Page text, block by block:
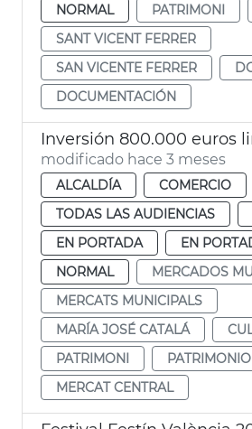
NORMAL
PATRIMONI
SANT VICENT FERRER
SAN VICENTE FERRER
DOCUMENTACIÓN
modificado hace 3 meses
ALCALDÍA COMERCIO
TODAS LAS AUDIENCIAS
EN PORTADA
EN
NORMAL
MERCADOS
MERCATS MUNICIPALS
MARÍA JOSÉ CATALÁ
PATRIMONI
PATRIMONIO
MERCAT CENTRAL